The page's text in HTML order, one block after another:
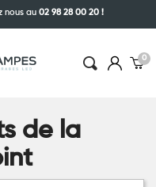
nous au 02 98 28 00 20 !
de la